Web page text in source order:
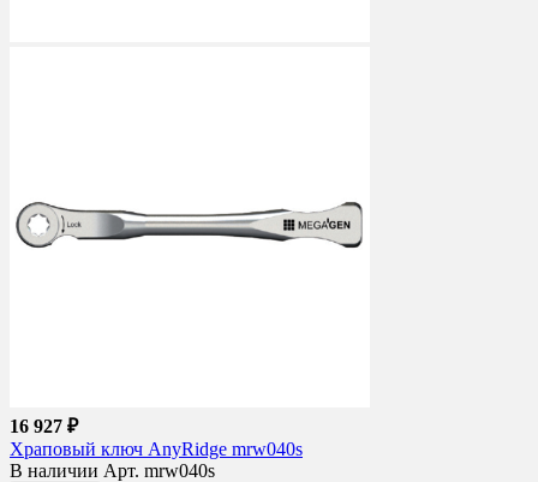
16 927 ₽
Храповый ключ AnyRidge mrw040s
В наличии Арт. mrw040s